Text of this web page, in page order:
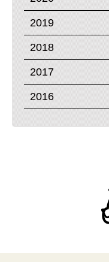
2019
2018
2017
2016